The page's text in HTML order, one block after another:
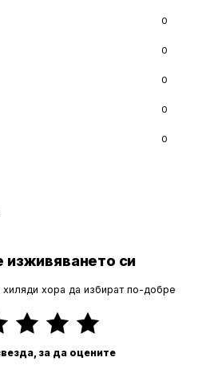
0
0
0
0
0
изживяването си
хора да избират по-добре
за да оцените